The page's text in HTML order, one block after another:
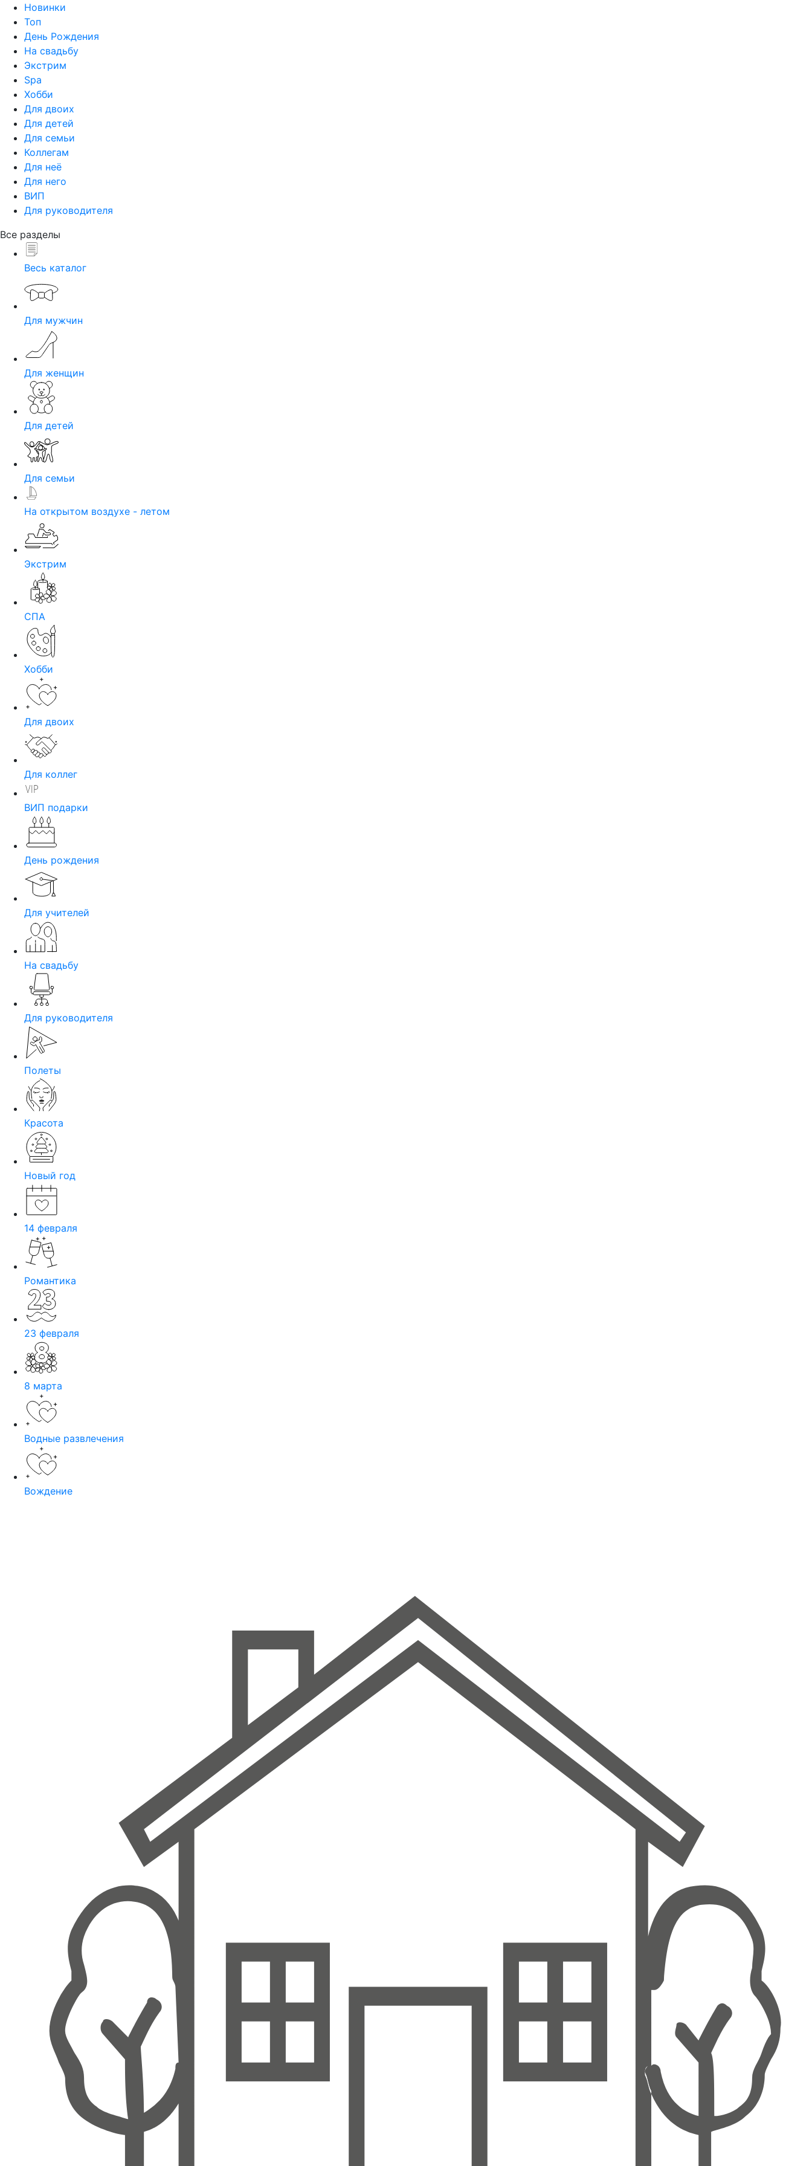
Новинки
Топ
День Рождения
На свадьбу
Экстрим
Spa
Хобби
Для двоих
Для детей
Для семьи
Коллегам
Для неё
Для него
ВИП
Для руководителя
Все разделы
Весь каталог
Для мужчин
Для женщин
Для детей
Для семьи
На открытом воздухе - летом
Экстрим
СПА
Хобби
Для двоих
Для коллег
ВИП подарки
День рождения
Для учителей
На свадьбу
Для руководителя
Полеты
Красота
Новый год
14 февраля
Романтика
23 февраля
8 марта
Водные развлечения
Вождение